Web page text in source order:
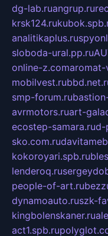
dg-lab.ruangrup.ru
krsk124.ru
analitikaplus.ru
sloboda-ural.pp.ru
online-z.comaromat-
mobilvest.ru
smp-forum.ru
avrmotors.ruart-
ecostep-samara.rud-
sko.com.ru
kokoroyari.spb.ru
lenderoq.ru
people-of-art.ru
dynamoauto.ruszk-
kingbolenskaner.ru
act1.spb.ru